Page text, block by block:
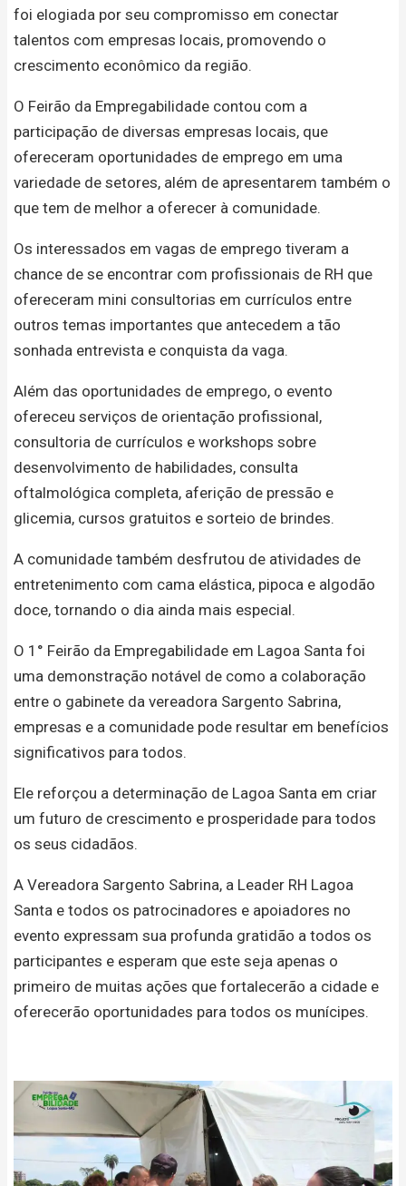
foi elogiada por seu compromisso em conectar
talentos com empresas locais, promovendo o
crescimento econômico da região.
O Feirão da Empregabilidade contou com a
participação de diversas empresas locais, que
ofereceram oportunidades de emprego em uma
variedade de setores, além de apresentarem também o
que tem de melhor a oferecer à comunidade.
Os interessados em vagas de emprego tiveram a
chance de se encontrar com profissionais de RH que
ofereceram mini consultorias em currículos entre
outros temas importantes que antecedem a tão
sonhada entrevista e conquista da vaga.
Além das oportunidades de emprego, o evento
ofereceu serviços de orientação profissional,
consultoria de currículos e workshops sobre
desenvolvimento de habilidades, consulta
oftalmológica completa, aferição de pressão e
glicemia, cursos gratuitos e sorteio de brindes.
A comunidade também desfrutou de atividades de
entretenimento com cama elástica, pipoca e algodão
doce, tornando o dia ainda mais especial.
O 1° Feirão da Empregabilidade em Lagoa Santa foi
uma demonstração notável de como a colaboração
entre o gabinete da vereadora Sargento Sabrina,
empresas e a comunidade pode resultar em benefícios
significativos para todos.
Ele reforçou a determinação de Lagoa Santa em criar
um futuro de crescimento e prosperidade para todos
os seus cidadãos.
A Vereadora Sargento Sabrina, a Leader RH Lagoa
Santa e todos os patrocinadores e apoiadores no
evento expressam sua profunda gratidão a todos os
participantes e esperam que este seja apenas o
primeiro de muitas ações que fortalecerão a cidade e
oferecerão oportunidades para todos os munícipes.